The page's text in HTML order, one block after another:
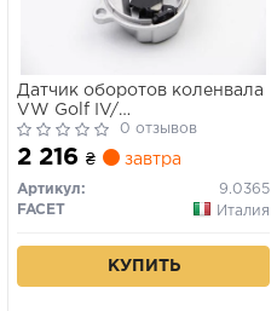
Датчик оборотов коленвала
VW Golf IV/
OCTAVIA,SUPERB/Audi A4,
A6 1.8-4.2 94- (9.0365) Facet
0 отзывов
2 216 ₴ завтра
Артикул:
9.0365
FACET
Италия
КУПИТЬ